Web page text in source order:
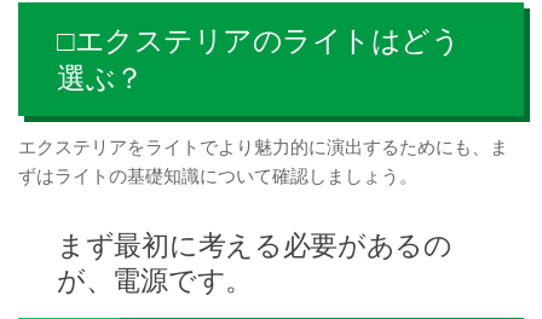
□エクステリアのライトはどう
選ぶ？
エクステリアをライトでより魅力的に演出するためにも、ま
ずはライトの基礎知識について確認しましょう。
まず最初に考える必要があるの
が、電源です。